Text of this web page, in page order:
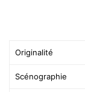
Originalité
Scénographie